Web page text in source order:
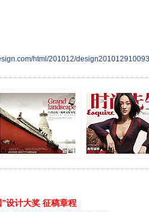
html/201012/
设计大奖 征稿章程